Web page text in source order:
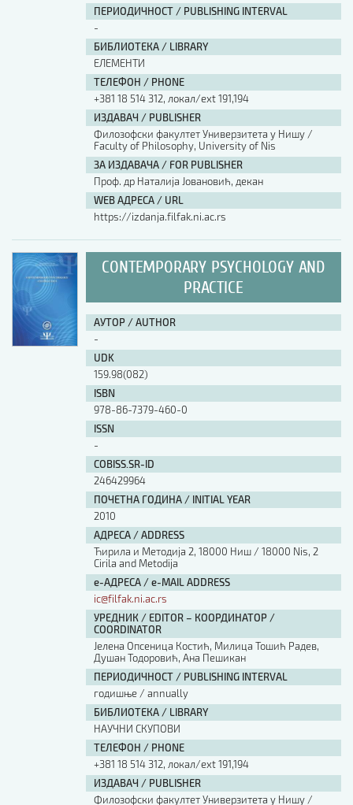
ПЕРИОДИЧНОСТ / PUBLISHING INTERVAL
-
БИБЛИОТЕКА / LIBRARY
ЕЛЕМЕНТИ
ТЕЛЕФОН / PHONE
+381 18 514 312, локал/ext 191,194
ИЗДАВАЧ / PUBLISHER
Филозофски факултет Универзитета у Нишу /
Faculty of Philosophy, University of Nis
ЗА ИЗДАВАЧА / FOR PUBLISHER
Проф. др Наталија Јовановић, декан
WEB АДРЕСА / URL
https://izdanja.filfak.ni.ac.rs
CONTEMPORARY PSYCHOLOGY AND
PRACTICE
АУТОР / AUTHOR
-
UDK
159.98(082)
ISBN
978-86-7379-460-0
ISSN
-
COBISS.SR-ID
246429964
ПОЧЕТНА ГОДИНА / INITIAL YEAR
2010
АДРЕСА / ADDRESS
Ћирила и Методија 2, 18000 Ниш / 18000 Nis, 2
Cirila and Metodija
е-АДРЕСА / e-MAIL ADDRESS
ic@filfak.ni.ac.rs
УРЕДНИК / EDITOR – КООРДИНАТОР /
COORDINATOR
Јелена Опсеница Костић, Милица Тошић Радев,
Душан Тодоровић, Ана Пешикан
ПЕРИОДИЧНОСТ / PUBLISHING INTERVAL
годишње / annually
БИБЛИОТЕКА / LIBRARY
НАУЧНИ СКУПОВИ
ТЕЛЕФОН / PHONE
+381 18 514 312, локал/ext 191,194
ИЗДАВАЧ / PUBLISHER
Филозофски факултет Универзитета у Нишу /